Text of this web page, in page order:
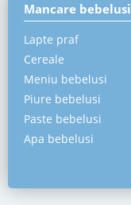
Mancare bebelusi
Lapte praf
Cereale
Meniu bebelusi
Piure bebelusi
Paste bebelusi
Apa bebelusi